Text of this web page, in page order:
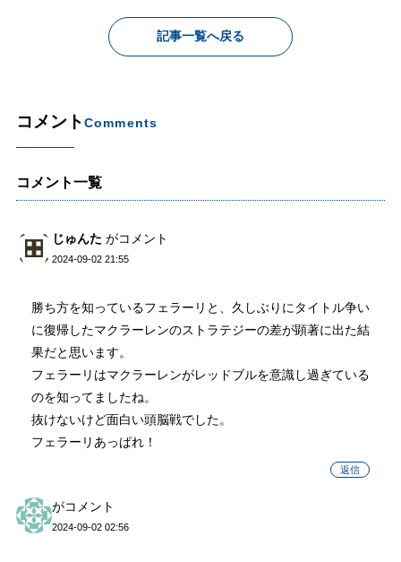
記事一覧へ戻る
コメントComments
コメント一覧
じゅんた がコメント
2024-09-02 21:55
勝ち方を知っているフェラーリと、久しぶりにタイトル争い
に復帰したマクラーレンのストラテジーの差が顕著に出た結
果だと思います。
フェラーリはマクラーレンがレッドブルを意識し過ぎている
のを知ってましたね。
抜けないけど面白い頭脳戦でした。
フェラーリあっぱれ！
返信
がコメント
2024-09-02 02:56